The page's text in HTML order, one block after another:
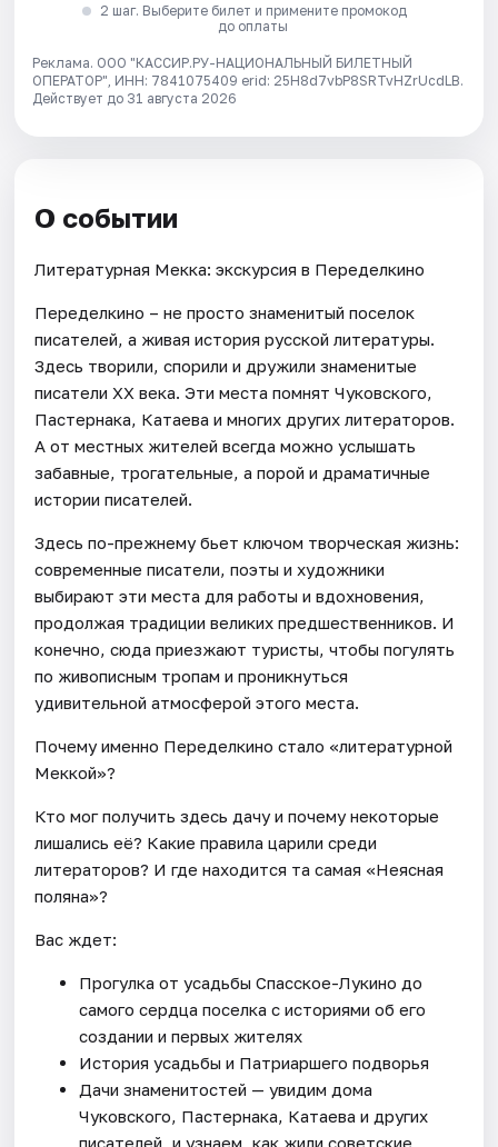
2 шаг. Выберите билет и примените промокод
до оплаты
Реклама. ООО "КАССИР.РУ-НАЦИОНАЛЬНЫЙ БИЛЕТНЫЙ
ОПЕРАТОР", ИНН: 7841075409 erid: 25H8d7vbP8SRTvHZrUcdLB.
Действует до 31 августа 2026
О событии
Литературная Мекка: экскурсия в Переделкино
Переделкино – не просто знаменитый поселок
писателей, а живая история русской литературы.
Здесь творили, спорили и дружили знаменитые
писатели XX века. Эти места помнят Чуковского,
Пастернака, Катаева и многих других литераторов.
А от местных жителей всегда можно услышать
забавные, трогательные, а порой и драматичные
истории писателей.
Здесь по-прежнему бьет ключом творческая жизнь:
современные писатели, поэты и художники
выбирают эти места для работы и вдохновения,
продолжая традиции великих предшественников. И
конечно, сюда приезжают туристы, чтобы погулять
по живописным тропам и проникнуться
удивительной атмосферой этого места.
Почему именно Переделкино стало «литературной
Меккой»?
Кто мог получить здесь дачу и почему некоторые
лишались её? Какие правила царили среди
литераторов? И где находится та самая «Неясная
поляна»?
Вас ждет:
Прогулка от усадьбы Спасское-Лукино до
самого сердца поселка с историями об его
создании и первых жителях
История усадьбы и Патриаршего подворья
Дачи знаменитостей — увидим дома
Чуковского, Пастернака, Катаева и других
писателей, и узнаем, как жили советские